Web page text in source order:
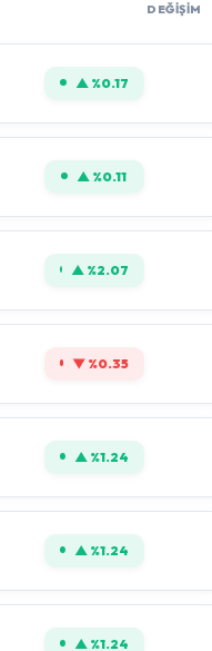
DEĞİŞİM
▲ %0.17
▲ %0.11
▲ %2.07
▼ %0.35
▲ %1.24
▲ %1.24
▲ %1.24